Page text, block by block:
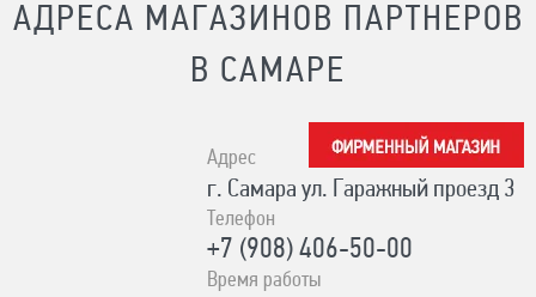
АДРЕСА МАГАЗИНОВ ПАРТНЕРОВ
В САМАРЕ
Адрес
г. Самара ул. Гаражный проезд 3
Телефон
+7 (908) 406-50-00
Время работы